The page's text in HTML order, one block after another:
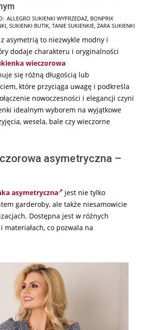
ALLEGRO SUKIENKI WYPRZEDAŻ BONPRIX
SUKIENKI BUTIK TANIE SUKIENKIE ZARA SUKIENKI
asymetrią to niezwykle modny i
dodaje charakteru i oryginalności
wieczorowa
się różną długością lub
które przyciąga uwagę i podkreśla
nowoczesności i elegancji czyni
idealnym wyborem na wyjątkowe
wesela, bale czy wieczorne
asymetryczna –
asymetryczna
jest nie tylko
garderoby, ale także niesamowicie
Dostępna jest w różnych
materiałach, co pozwala na